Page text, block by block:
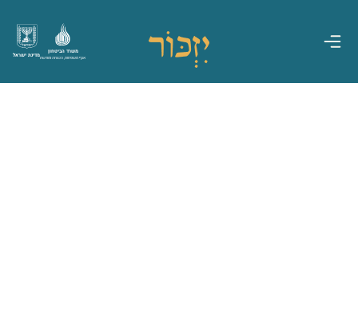
מדינת ישראל
משרד הביטחון
אגף משפחות, הנצחה ומורשת